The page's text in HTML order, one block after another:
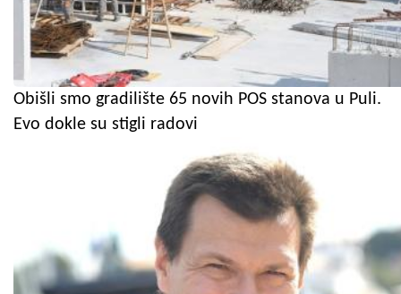
Obišli smo gradilište 65 novih POS stanova u Puli.
Evo dokle su stigli radovi